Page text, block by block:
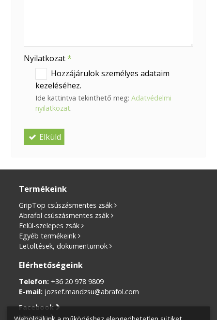
Nyilatkozat*
Hozzájárulok személyes adataim
kezeléséhez.
Ide kattintva tekinthető meg: Adatvédelmi
nyilatkozat.
Elküld
Termékeink
GripTop csúszásmentes zsák
Abrafol csúszásmentes zsák
Felül-szelepes zsák
Egyéb termékeink
Letöltések, dokumentumok
Elérhetőségeink
Telefon: +36 20 978 9809
E-mail: jozsef.mandzsu@abrafol.com
Facebook
Linkedin